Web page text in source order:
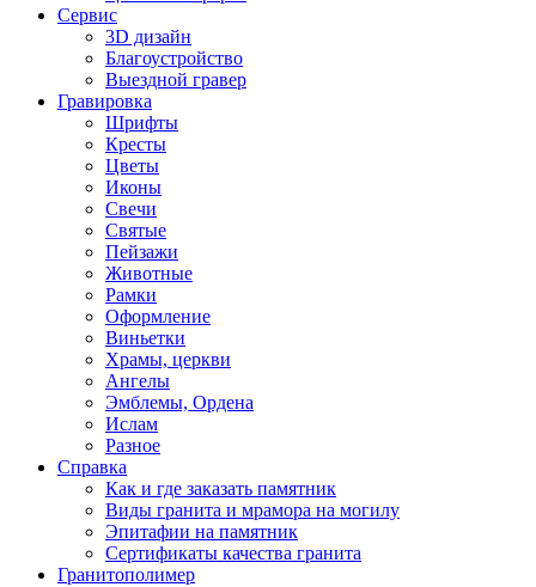
Сервис
3D дизайн
Благоустройство
Выездной гравер
Гравировка
Шрифты
Кресты
Цветы
Иконы
Свечи
Святые
Пейзажи
Животные
Рамки
Оформление
Виньетки
Храмы, церкви
Ангелы
Эмблемы, Ордена
Ислам
Разное
Справка
Как и где заказать памятник
Виды гранита и мрамора на могилу
Эпитафии на памятник
Сертификаты качества гранита
Гранитополимер